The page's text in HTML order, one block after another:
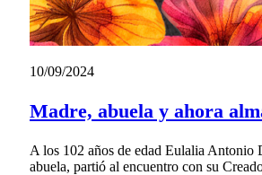
10/09/2024
Madre, abuela y ahora
A los 102 años de edad Eulalia Antonio
abuela, partió al encuentro con su